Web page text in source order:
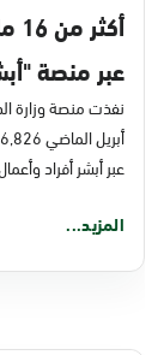
عبر منصة
نفذت منصة وزارة
عبر أبشر أفراد
المزيد...